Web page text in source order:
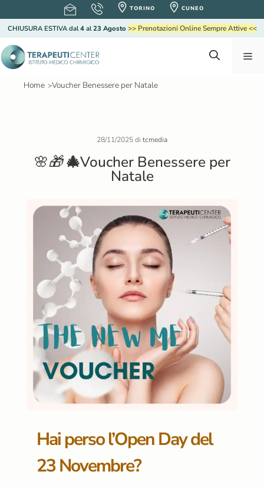
a
l
TORINO CUNEO
CHIUSURA ESTIVA dal4al23 Agosto >> Prenotazioni Online Sempre Attive <<
M
Home >Voucher Benessere per Natale
28/11/2025di tcmedia
🌸🎁 🎄Voucher Benessere per
Natale
Hai perso l’Open Day del
23 Novembre?